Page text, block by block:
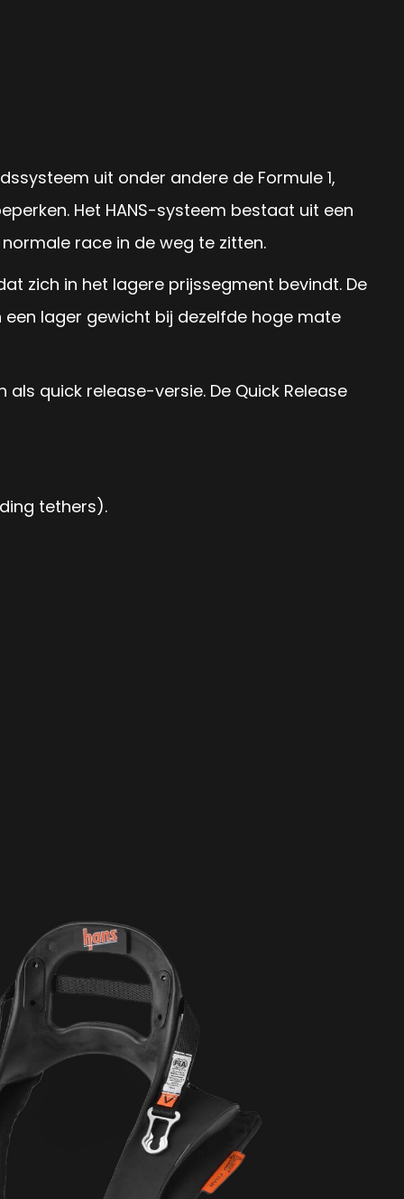
uit onder andere de Formule 1,
Het HANS-systeem bestaat uit een
race in de weg te zitten.
zich in het lagere prijssegment bevindt. De
lager gewicht bij dezelfde hoge mate
quick release-versie. De Quick Release
tethers).